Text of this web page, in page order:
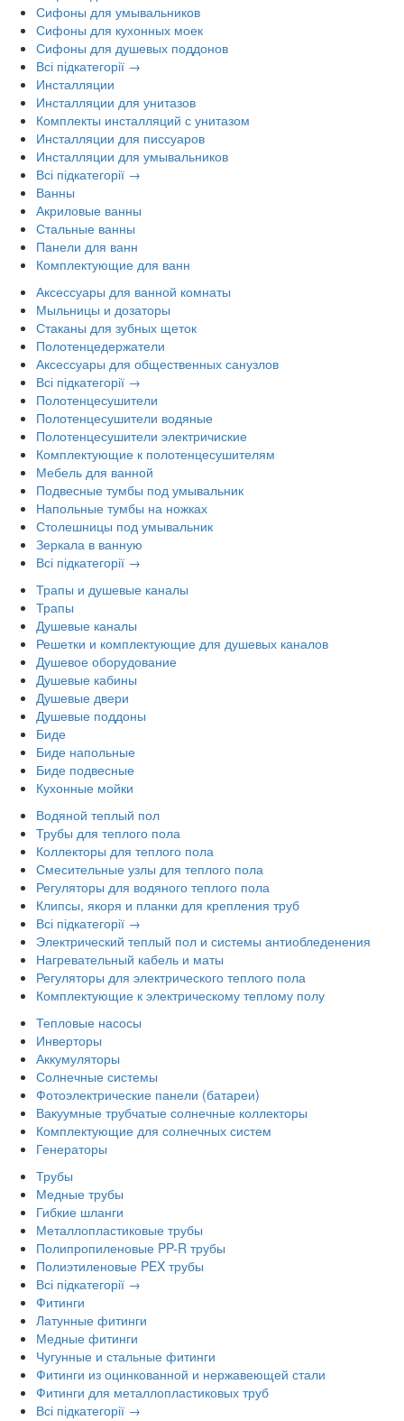
Сифоны для умывальников
Сифоны для кухонных моек
Сифоны для душевых поддонов
Всі підкатегорії →
Инсталляции
Инсталляции для унитазов
Комплекты инсталляций с унитазом
Инсталляции для писсуаров
Инсталляции для умывальников
Всі підкатегорії →
Ванны
Акриловые ванны
Стальные ванны
Панели для ванн
Комплектующие для ванн
Аксессуары для ванной комнаты
Мыльницы и дозаторы
Стаканы для зубных щеток
Полотенцедержатели
Аксессуары для общественных санузлов
Всі підкатегорії →
Полотенцесушители
Полотенцесушители водяные
Полотенцесушители электричиские
Комплектующие к полотенцесушителям
Мебель для ванной
Подвесные тумбы под умывальник
Напольные тумбы на ножках
Столешницы под умывальник
Зеркала в ванную
Всі підкатегорії →
Трапы и душевые каналы
Трапы
Душевые каналы
Решетки и комплектующие для душевых каналов
Душевое оборудование
Душевые кабины
Душевые двери
Душевые поддоны
Биде
Биде напольные
Биде подвесные
Кухонные мойки
Водяной теплый пол
Трубы для теплого пола
Коллекторы для теплого пола
Смесительные узлы для теплого пола
Регуляторы для водяного теплого пола
Клипсы, якоря и планки для крепления труб
Всі підкатегорії →
Электрический теплый пол и системы антиобледенения
Нагревательный кабель и маты
Регуляторы для электрического теплого пола
Комплектующие к электрическому теплому полу
Тепловые насосы
Инверторы
Аккумуляторы
Солнечные системы
Фотоэлектрические панели (батареи)
Вакуумные трубчатые солнечные коллекторы
Комплектующие для солнечных систем
Генераторы
Трубы
Медные трубы
Гибкие шланги
Металлопластиковые трубы
Полипропиленовые PP-R трубы
Полиэтиленовые PEX трубы
Всі підкатегорії →
Фитинги
Латунные фитинги
Медные фитинги
Чугунные и стальные фитинги
Фитинги из оцинкованной и нержавеющей стали
Фитинги для металлопластиковых труб
Всі підкатегорії →